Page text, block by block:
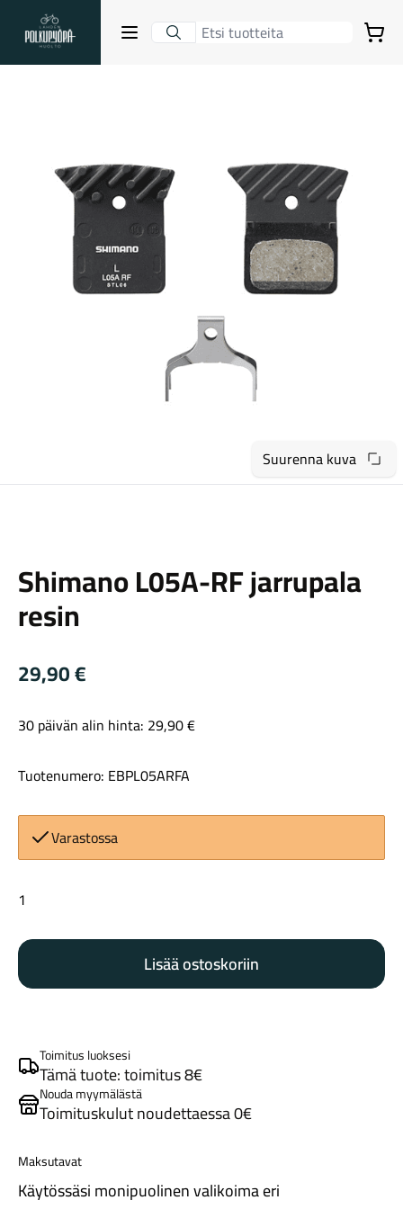
Lahden Polkupyörähuolto - etusivulle
Avaa sulje valikko
Suositut osastot
Gravel-pyörät
Maastosähköpyörät
Kaupunkisähköpyörät
Renkaat
Ostoskori
Suurenna kuva
Shimano L05A-RF jarrupala
resin
29,90€
30 päivän alin hinta: 29,90€
Tuotenumero: EBPL05ARFA
Varastossa
Shimano
RF
resin
Lisää ostoskoriin
Toimitus luoksesi
Tämä tuote: toimitus 8€
Nouda myymälästä
Toimituskulut noudettaessa 0€
Maksutavat
Käytössäsi monipuolinen valikoima eri